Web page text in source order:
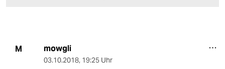
M mowgli
03.10.2018, 19:25 Uhr